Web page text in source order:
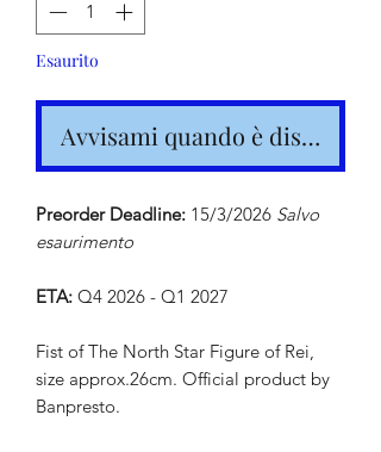
Esaurito
Avvisami quando è disponibile
Preorder Deadline: 15/3/2026 Salvo
esaurimento
ETA: Q4 2026 - Q1 2027
Fist of The North Star Figure of Rei,
size approx.26cm. Official product by
Banpresto.